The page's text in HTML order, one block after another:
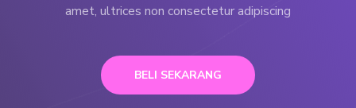
amet, ultrices non consectetur adipiscing
BELI SEKARANG